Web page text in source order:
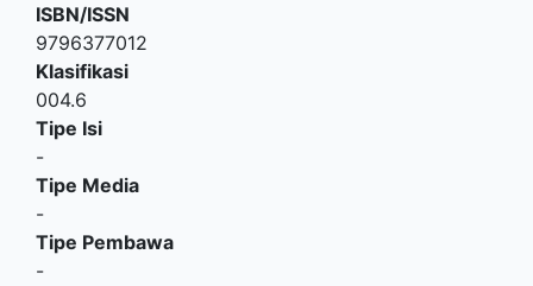
ISBN/ISSN
9796377012
Klasifikasi
004.6
Tipe Isi
-
Tipe Media
-
Tipe Pembawa
-